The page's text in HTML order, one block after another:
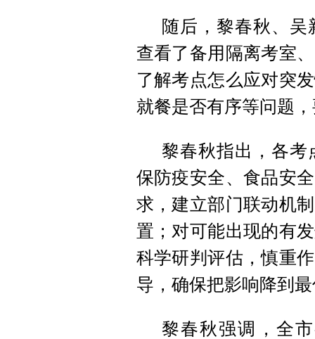
随后，黎春秋、
查看了备用隔离考室
了解考点怎么应对突
就餐是否有序等问题
黎春秋指出，各考
保防疫安全、食品安
求，建立部门联动机
置；对可能出现的有
科学研判评估，慎重
导，确保把影响降到
黎春秋强调，全